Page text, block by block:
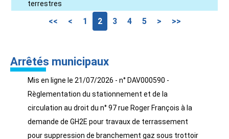
terrestres
<< < 1 2 3 4 5 > >>
Arrêtés municipaux
Mis en ligne le 21/07/2026 - n° DAV000590 -
Règlementation du stationnement et de la
circulation au droit du n° 97 rue Roger François à la
demande de GH2E pour travaux de terrassement
pour suppression de branchement gaz sous trottoir